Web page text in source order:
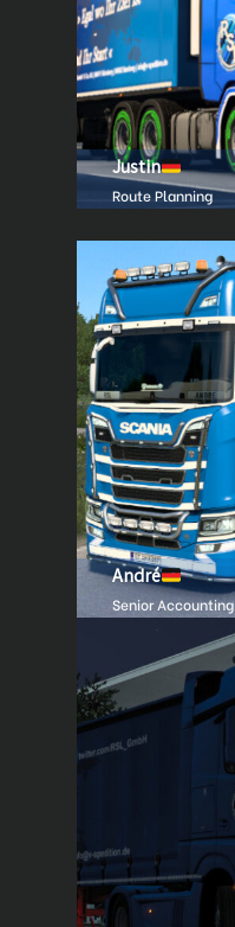
Justin
Route Planning
André
Senior Accounting